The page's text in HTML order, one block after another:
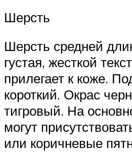
Шерсть
Шерсть средней
густая, жесткой
прилегает к коже.
короткий. Окрас
тигровый. На
могут
или коричневые